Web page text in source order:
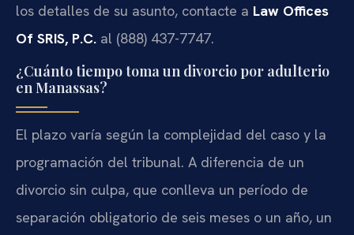
los detalles de su asunto, contacte a Law Offices
Of SRIS, P.C. al (888) 437-7747.
¿Cuánto tiempo toma un divorcio por adulterio
en Manassas?
El plazo varía según la complejidad del caso y la
programación del tribunal. A diferencia de un
divorcio sin culpa, que conlleva un período de
separación obligatorio de seis meses o un año, un